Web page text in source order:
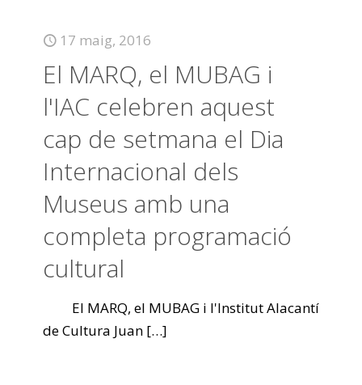
17 maig, 2016
El MARQ, el MUBAG i
l'IAC celebren aquest
cap de setmana el Dia
Internacional dels
Museus amb una
completa programació
cultural
El MARQ, el MUBAG i l'Institut Alacantí
de Cultura Juan […]